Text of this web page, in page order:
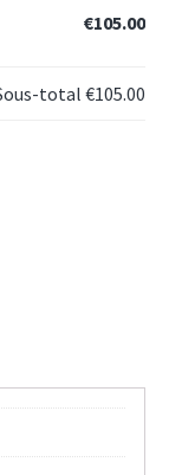
€105.00
total €105.00